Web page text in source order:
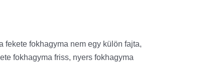
fekete fokhagyma nem egy külön fajta,
fokhagyma friss, nyers fokhagyma